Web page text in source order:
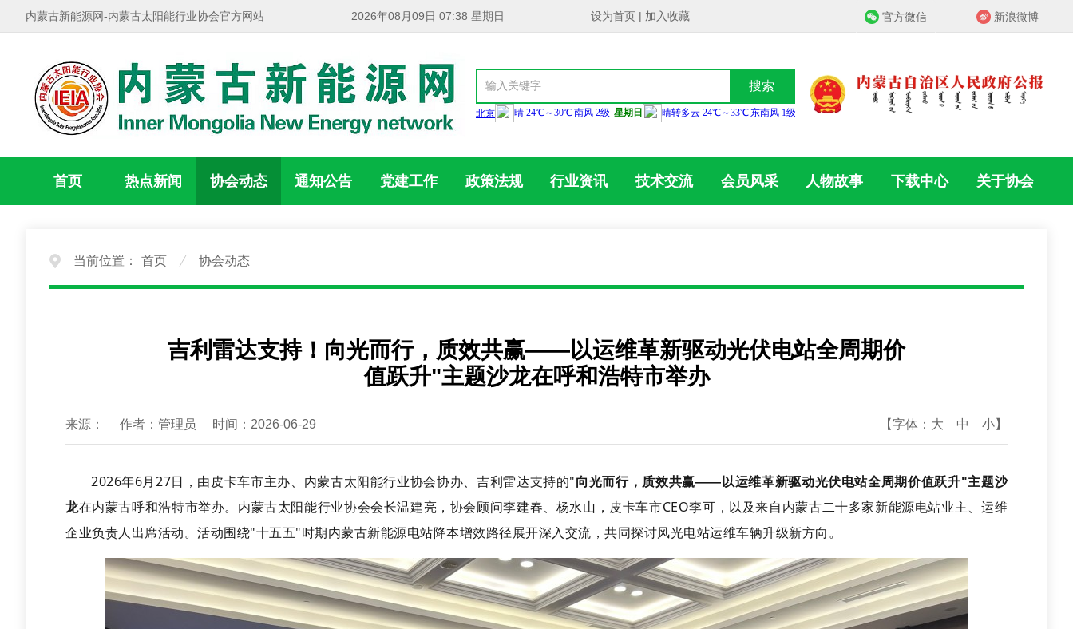
内蒙古新能源网-内蒙古太阳能行业协会官方网站 2026年08月09日 07:38 星期日 设为首页 | 加入收藏 官方微信 新浪微博
搜索
首页 热点新闻 协会动态 通知公告 党建工作 政策法规 行业资讯 技术交流 会员风采 人物故事 下载中心 关于协会
当前位置： 首页 协会动态
吉利雷达支持！向光而行，质效共赢——以运维革新驱动光伏电站全周期价
值跃升"主题沙龙在呼和浩特市举办
来源： 作者：管理员 时间：2026-06-29 【字体： 大 中 小】
2026年6月27日，由皮卡车市主办、内蒙古太阳能行业协会协办、吉利雷达支持的"向光而行，质效共赢——以运维革新驱动光伏电站全周期价值跃升"主题沙
龙在内蒙古呼和浩特市举办。内蒙古太阳能行业协会会长温建亮，协会顾问李建春、杨水山，皮卡车市CEO李可，以及来自内蒙古二十多家新能源电站业主、运维
企业负责人出席活动。活动围绕"十五五"时期内蒙古新能源电站降本增效路径展开深入交流，共同探讨风光电站运维车辆升级新方向。